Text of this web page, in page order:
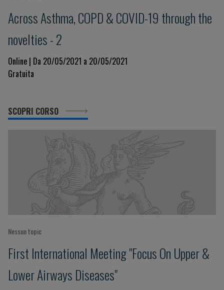
Across Asthma, COPD & COVID-19 through the
novelties - 2
Online | Da 20/05/2021 a 20/05/2021
Gratuita
SCOPRI CORSO
Nessun topic
First International Meeting "Focus On Upper &
Lower Airways Diseases"